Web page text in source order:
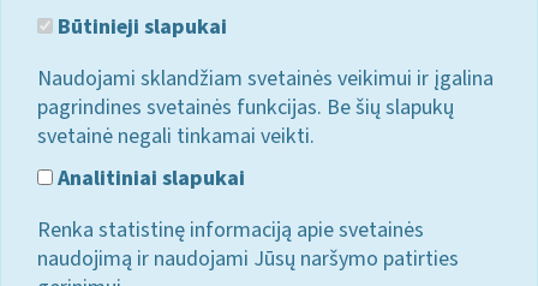
Būtinieji slapukai
Naudojami sklandžiam svetainės veikimui ir įgalina
pagrindines svetainės funkcijas. Be šių slapukų
svetainė negali tinkamai veikti.
Analitiniai slapukai
Renka statistinę informaciją apie svetainės
naudojimą ir naudojami Jūsų naršymo patirties